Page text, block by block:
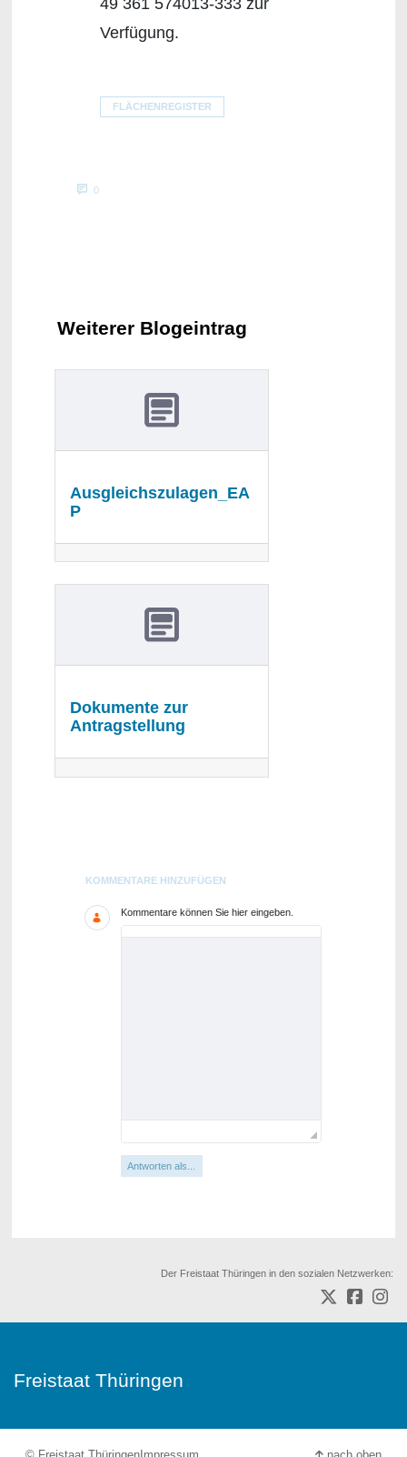
49 361 574013-333 zur
Verfügung.
FLÄCHENREGISTER
0
Weiterer Blogeintrag
Ausgleichszulagen_EA
P
Dokumente zur
Antragstellung
Blogs
KOMMENTARE HINZUFÜGEN
Kommentare können Sie hier eingeben.
Antworten als...
Der Freistaat Thüringen in den sozialen Netzwerken:
Freistaat Thüringen